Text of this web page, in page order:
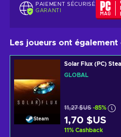
PAIEMENT SÉCURISÉ
GARANTI
Les joueurs ont également
Steam
Solar Flux (PC)
GLOBAL
11,27 $US -85%
1,70 $US
11% Cashback